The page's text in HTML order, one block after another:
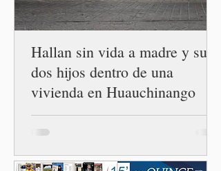
Durante la Mañanera del
Pueblo, a través de un
Hallan sin vida a madre y sus
dos hijos dentro de una
vivienda en Huauchinango